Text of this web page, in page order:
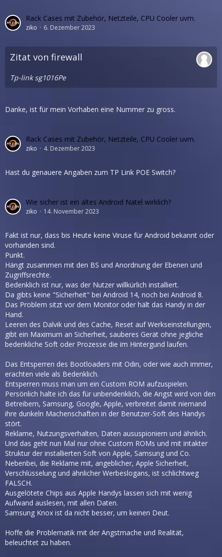
Rack Cases mit Zubehör, Netzteile, CPU Cooler uvm.
ziko 6. Dezember 2023
Zitat von firewall
Tp-link sg1016Pe
Danke, ist für mein Vorhaben eine Nummer zu gross.
Rack Cases mit Zubehör, Netzteile, CPU Cooler uvm.
ziko 4. Dezember 2023
Hast du genauere Angaben zum TP Link POE Switch?
Wie sicher ist ein altes Android Natel wirklich?
ziko 14. November 2023
Fakt ist nur, dass bis Heute keine Viruse für Android bekannt oder
vorhanden sind.
Punkt.
Hängt zusammen mit den BS und Anordnung der Ebenen und
Zugriffsrechte.
Bedenklich ist nur, was der Nutzer willkürlich installiert.
Da gibts keine "Sicherheit" bei Android 14, noch bei Android 8.
Das Problem sitzt vor dem Monitor oder hält das Handy in der
Hand.
Leeren des Dalvik und des Cache, Reset auf Werkseinstellungen,
gibt ein Maximum an Sicherheit, sauberes Gerät ohne jegliche
bedenkliche Soft oder Prozesse die im Hintergund laufen.
Das Entsperren des Bootloaders mit Odin, oder wie auch immer,
erachten viele als Bedenklich.
Entsperren muss man um ein Custom ROM aufzuspielen.
Persönlich halte ich das für unbendenklich, die Angst wird von den
Betreibern, Samsung, Google, Apple, verbreitet damit niemand
ihre dunkeln Machenschaften in der Benutzer-Soft des Handys
stört.
Reklame, Nutzungsverhalten, Daten aususpioniern und ähnlich.
Und das geht nun Mal nur ohne Custom ROMs und mit intakter
Struktur der installierten Soft von Apple, Samsung und Co.
Nebenbei, die Reklame mit, angeblicher, Apple Sicherheit,
Verschlüsselung und ähnlicher Werbeslogans, ist schlichtweg
FALSCH.
Ausgelötete Chips aus Apple Handys lassen sich mit wenig
Aufwand auslesen, mit allen Daten.
Samsung Knox ist da nicht besser, um keinen Deut.
Hoffe die Problematik mit der Angstmache und Realität,
beleuchtet zu haben.